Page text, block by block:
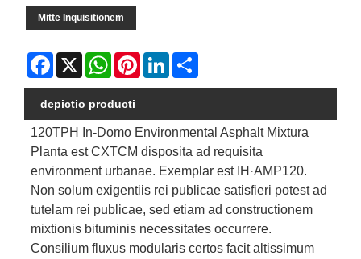
Mitte Inquisitionem
Facebook
X WhatsAppPinterestLinkedIn
depictio producti
120TPH In-Domo Environmental Asphalt Mixtura
Planta est CXTCM disposita ad requisita
environment urbanae. Exemplar est IH·AMP120.
Non solum exigentiis rei publicae satisfieri potest ad
tutelam rei publicae, sed etiam ad constructionem
mixtionis bituminis necessitates occurrere.
Consilium fluxus modularis certos facit altissimum